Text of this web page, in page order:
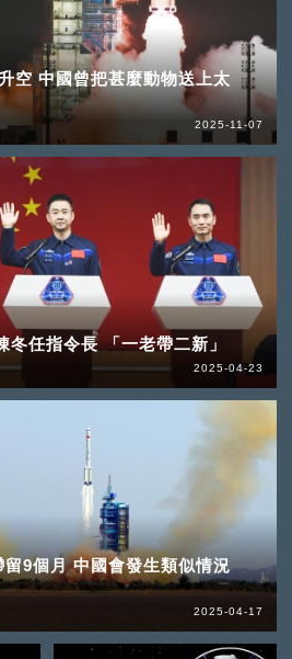
空 中國曾把甚麼動物送上太
2025-11-07
任指令長 「一老帶二新」
2025-04-23
9個月 中國會發生類似情況
2025-04-17